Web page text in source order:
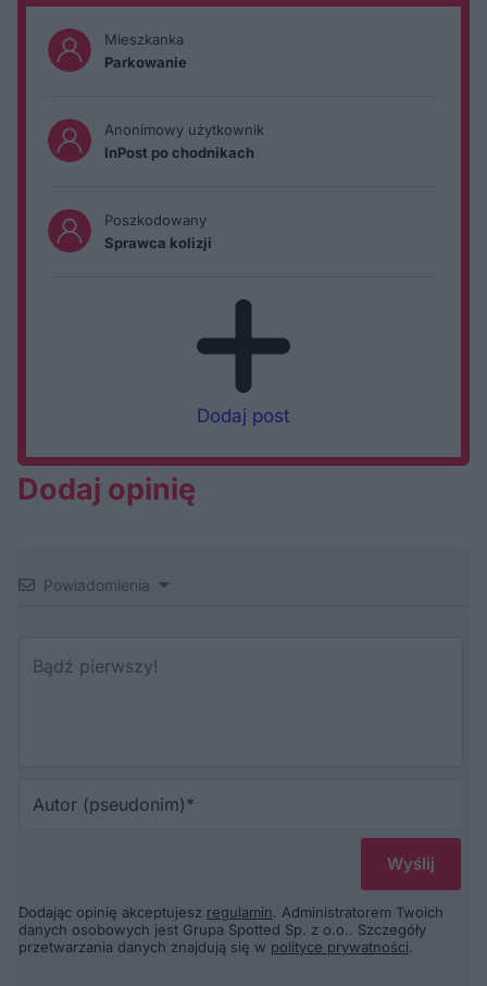
Mieszkanka
Parkowanie
Anonimowy użytkownik
InPost po chodnikach
Poszkodowany
Sprawca kolizji
Dodaj post
Dodaj opinię
Powiadomienia
Dodając opinię akceptujesz regulamin. Administratorem Twoich
danych osobowych jest Grupa Spotted Sp. z o.o.. Szczegóły
przetwarzania danych znajdują się w polityce prywatności.